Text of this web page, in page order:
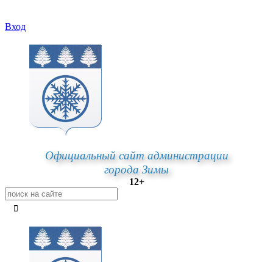
Вход
Официальный сайт администрации
города Зимы
12+